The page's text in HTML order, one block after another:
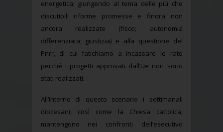
energetica; giungendo al tema delle più che
discutibili riforme promesse e finora non
ancora realizzate (fisco; autonomia
differenziata; giustizia) e alla questione del
Pnrr, di cui fatichiamo a incassare le rate
perché i progetti approvati dall’Ue non sono
stati realizzati.
All’interno di questo scenario i settimanali
diocesani, così come la Chiesa cattolica,
mantengono nei confronti dell’esecutivo